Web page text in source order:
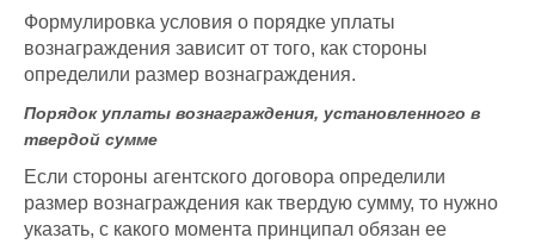
Формулировка условия о порядке уплаты
вознаграждения зависит от того, как стороны
определили размер вознаграждения.
Порядок уплаты вознаграждения, установленного в
твердой сумме
Если стороны агентского договора определили
размер вознаграждения как твердую сумму, то нужно
указать, с какого момента принципал обязан ее